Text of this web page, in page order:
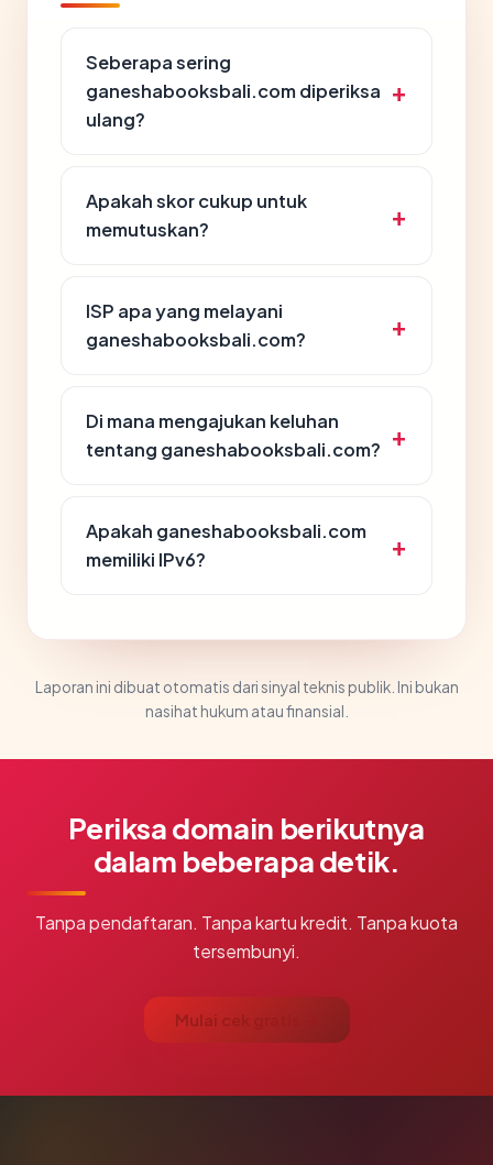
Seberapa sering
ganeshabooksbali.com diperiksa
ulang?
Apakah skor cukup untuk
memutuskan?
ISP apa yang melayani
ganeshabooksbali.com?
Di mana mengajukan keluhan
tentang ganeshabooksbali.com?
Apakah ganeshabooksbali.com
memiliki IPv6?
Laporan ini dibuat otomatis dari sinyal teknis publik. Ini bukan
nasihat hukum atau finansial.
Periksa domain berikutnya
dalam beberapa detik.
Tanpa pendaftaran. Tanpa kartu kredit. Tanpa kuota
tersembunyi.
Mulai cek gratis →